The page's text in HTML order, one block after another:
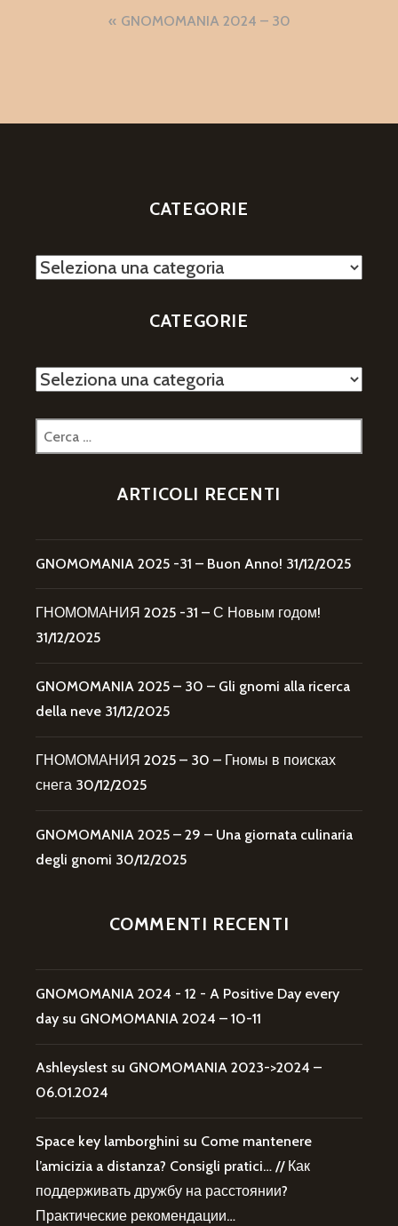
NavigazioneGNOMOMANIA 2024 – 30
CATEGORIE
Categorie
CATEGORIE
Categorie
Ricerca
per:
ARTICOLI RECENTI
GNOMOMANIA 2025 -31 – Buon Anno! 31/12/2025
ГНОМОМАНИЯ 2025 -31 – С Новым годом!
31/12/2025
GNOMOMANIA 2025 – 30 – Gli gnomi alla ricerca
della neve 31/12/2025
ГНОМОМАНИЯ 2025 – 30 – Гномы в поисках
снега 30/12/2025
GNOMOMANIA 2025 – 29 – Una giornata culinaria
degli gnomi 30/12/2025
COMMENTI RECENTI
GNOMOMANIA 2024 - 12 - A Positive Day every
day su GNOMOMANIA 2024 – 10-11
Ashleyslest su GNOMOMANIA 2023->2024 –
06.01.2024
Space key lamborghini su Come mantenere
l’amicizia a distanza? Consigli pratici… // Как
поддерживать дружбу на расстоянии?
Практические рекомендации…